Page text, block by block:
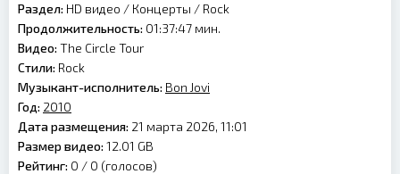
Раздел: HD видео / Концерты / Rock
Продолжительность: 01:37:47 мин.
Видео: The Circle Tour
Стили: Rock
Музыкант-исполнитель: Bon Jovi
Год: 2010
Дата размещения: 21 марта 2026, 11:01
Размер видео: 12.01 GB
Рейтинг: 0 / 0 (голосов)